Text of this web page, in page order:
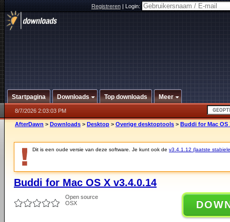
Registreren|Login:
Startpagina Downloads Top downloads Meer
8/7/2026 2:03:03 PM
AfterDawn > Downloads > Desktop > Overige desktoptools > Buddi for Mac OS
Dit is een oude versie van deze software. Je kunt ook de v3.4.1.12 (laatste
Buddi for Mac OS X v3.4.0.14
Open source
OSX